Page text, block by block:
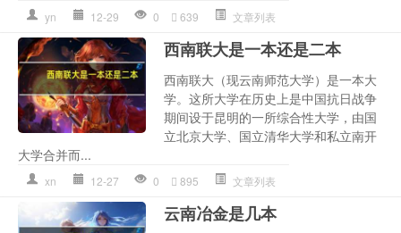
yn 12-29 0 639 文章列表
西南联大是一本还是二本
西南联大（现云南师范大学）是一本大
学。这所大学在历史上是中国抗日战争
期间设于昆明的一所综合性大学，由国
立北京大学、国立清华大学和私立南开
大学合并而...
xn 12-27 0 895 文章列表
云南冶金是几本